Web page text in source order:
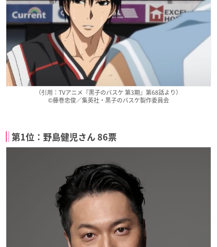
（引用：TVアニメ『黒子のバスケ 第3期』第68話より）
©藤巻忠俊／集英社・黒子のバスケ製作委員会
第1位：野島健児さん 86票